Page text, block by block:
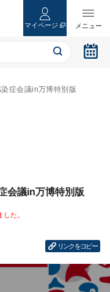
マイページ
染症会議in万博特別版
会議in万博特別版
リンクをコピー